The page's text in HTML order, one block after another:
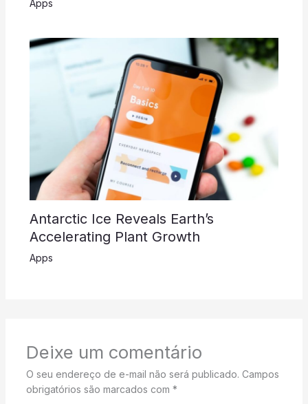
Apps
Antarctic Ice Reveals Earth’s
Accelerating Plant Growth
Apps
Deixe um comentário
O seu endereço de e-mail não será publicado. Campos
obrigatórios são marcados com *